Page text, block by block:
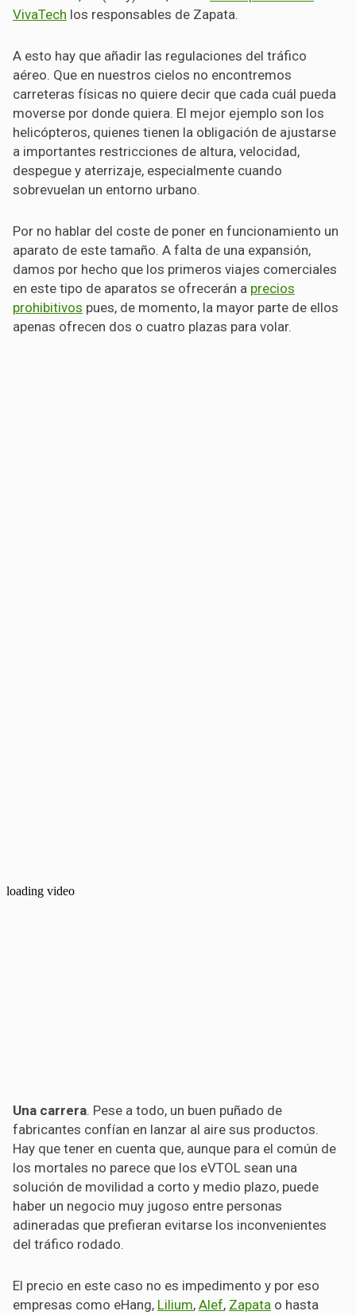
VivaTech los responsables de Zapata.
A esto hay que añadir las regulaciones del tráfico
aéreo. Que en nuestros cielos no encontremos
carreteras físicas no quiere decir que cada cuál pueda
moverse por donde quiera. El mejor ejemplo son los
helicópteros, quienes tienen la obligación de ajustarse
a importantes restricciones de altura, velocidad,
despegue y aterrizaje, especialmente cuando
sobrevuelan un entorno urbano.
Por no hablar del coste de poner en funcionamiento un
aparato de este tamaño. A falta de una expansión,
damos por hecho que los primeros viajes comerciales
en este tipo de aparatos se ofrecerán a precios
prohibitivos pues, de momento, la mayor parte de ellos
apenas ofrecen dos o cuatro plazas para volar.
Una carrera. Pese a todo, un buen puñado de
fabricantes confían en lanzar al aire sus productos.
Hay que tener en cuenta que, aunque para el común de
los mortales no parece que los eVTOL sean una
solución de movilidad a corto y medio plazo, puede
haber un negocio muy jugoso entre personas
adineradas que prefieran evitarse los inconvenientes
del tráfico rodado.
El precio en este caso no es impedimento y por eso
empresas como eHang, Lilium, Alef, Zapata o hasta